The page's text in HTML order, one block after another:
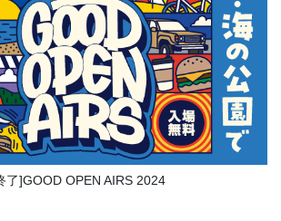
了]GOOD OPEN AIRS 2024